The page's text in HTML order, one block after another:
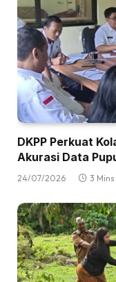
DKPP Perkuat
Akurasi Data
24/07/2026 3 Mins